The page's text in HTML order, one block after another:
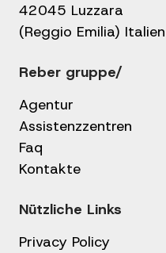
42045 Luzzara
(Reggio Emilia) Italien
Reber gruppe/
Agentur
Assistenzzentren
Faq
Kontakte
Nützliche Links
Privacy Policy